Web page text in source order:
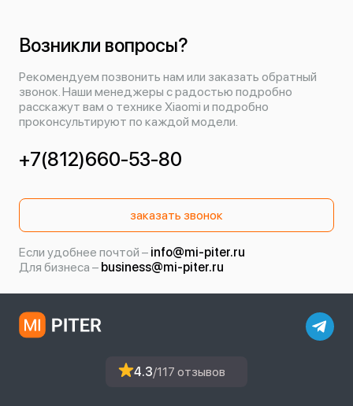
Возникли вопросы?
Рекомендуем позвонить нам или заказать обратный
звонок. Наши менеджеры с радостью подробно
расскажут вам о технике Xiaomi и подробно
проконсультируют по каждой модели.
+7(812)660-53-80
заказать звонок
Если удобнее почтой – info@mi-piter.ru
Для бизнеса – business@mi-piter.ru
4.3/117 отзывов